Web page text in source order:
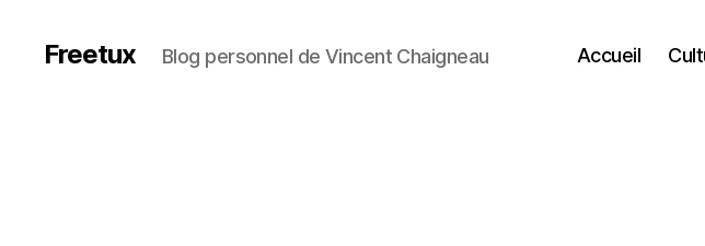
Freetux Blog personnel de Vincent Chaigneau Accueil